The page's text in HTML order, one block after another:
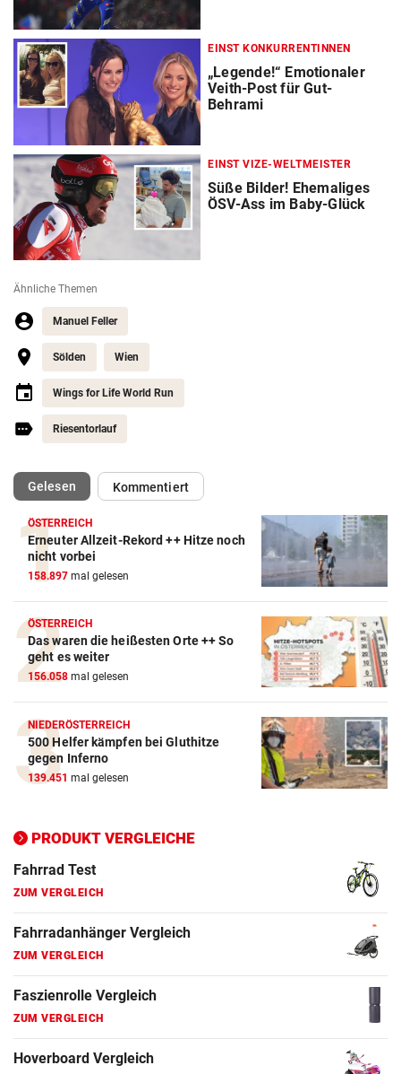
EINST KONKURRENTINNEN
„Legende!“ Emotionaler
Veith-Post für Gut-
Behrami
EINST VIZE-WELTMEISTER
Süße Bilder! Ehemaliges
ÖSV-Ass im Baby-Glück
Ähnliche Themen
Manuel Feller
Sölden Wien
Wings for Life World Run
Riesentorlauf
Gelesen(ausgewählt)Kommentiert
ÖSTERREICH
Erneuter Allzeit-Rekord ++ Hitze noch
nicht vorbei
158.897 mal gelesen
ÖSTERREICH
Das waren die heißesten Orte ++ So
geht es weiter
156.058 mal gelesen
NIEDERÖSTERREICH
500 Helfer kämpfen bei Gluthitze
gegen Inferno
139.451 mal gelesen
PRODUKT VERGLEICHE
Action-Cam Vergleich
ZUM VERGLEICH
Crosstrainer Vergleich
ZUM VERGLEICH
E-Bike Vergleich
ZUM VERGLEICH
Elektro-Scooter Vergleich